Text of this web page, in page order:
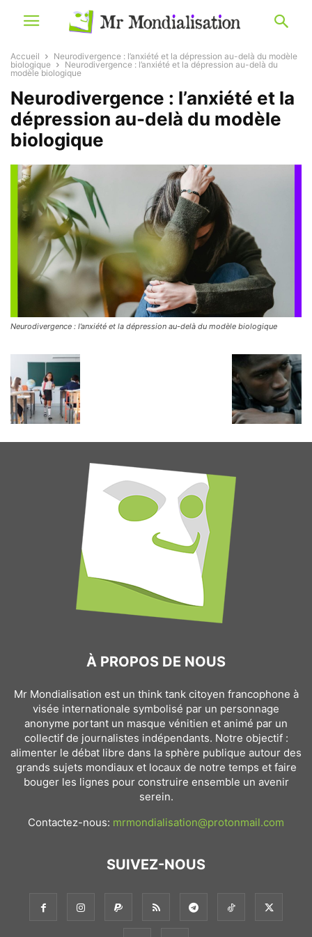
Accueil
Neurodivergence : l’anxiété et la dépression au-delà du modèle
biologique
Neurodivergence : l’anxiété et la dépression au-delà du
modèle biologique
Neurodivergence : l’anxiété et la
dépression au-delà du modèle
biologique
Neurodivergence : l’anxiété et la dépression au-delà du modèle biologique
À PROPOS DE NOUS
Mr Mondialisation est un think tank citoyen francophone à
visée internationale symbolisé par un personnage
anonyme portant un masque vénitien et animé par un
collectif de journalistes indépendants. Notre objectif :
alimenter le débat libre dans la sphère publique autour des
grands sujets mondiaux et locaux de notre temps et faire
bouger les lignes pour construire ensemble un avenir
serein.
Contactez-nous: mrmondialisation@protonmail.com
SUIVEZ-NOUS